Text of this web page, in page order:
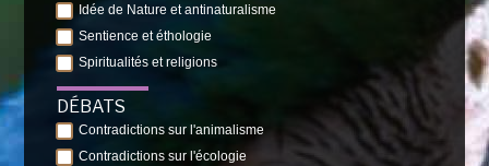
Idée de Nature et antinaturalisme
Sentience et éthologie
Spiritualités et religions
DÉBATS
Contradictions sur l'animalisme
Contradictions sur l'écologie